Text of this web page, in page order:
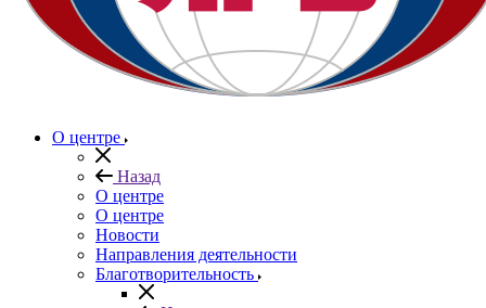
О центре
Назад
О центре
О центре
Новости
Направления деятельности
Благотворительность